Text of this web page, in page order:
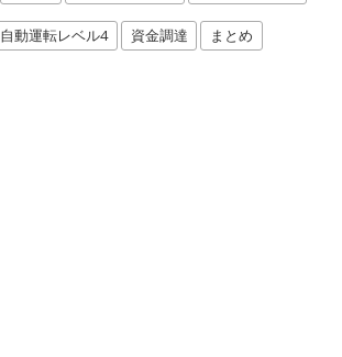
自動運転レベル4 資金調達 まとめ